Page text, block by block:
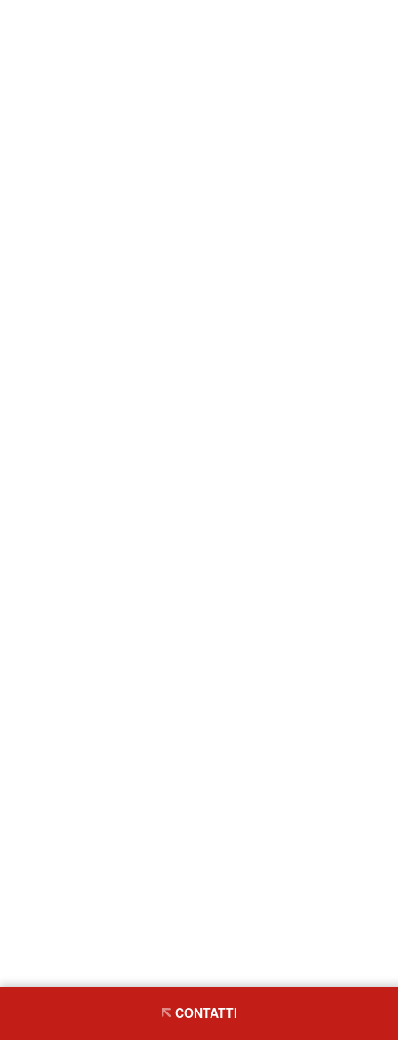
CONTATTI